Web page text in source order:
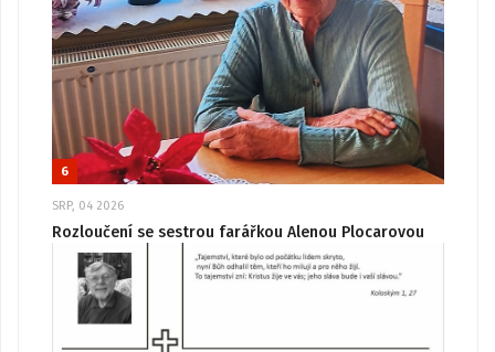
6
SRP, 04 2026
Rozloučení se sestrou farářkou Alenou Plocarovou